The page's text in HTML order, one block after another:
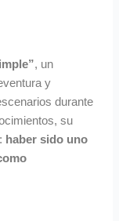
, un
y
durante
su
haber sido uno